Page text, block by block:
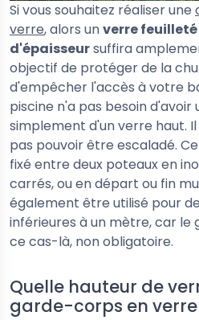
Si vous souhaitez réaliser une
verre, alors unverre
d'épaisseursuffira
objectif de protéger de la
d'empêcher l'accès à votre
piscine n'a pas besoin d'avoir
simplement d'un verre haut.
pas pouvoir être escaladé.
fixé entre deux poteaux en
carrés, ou en départ ou fin
également être utilisé pour
inférieures à un mètre, car le
ce cas-là, non obligatoire.
Quelle hauteur de
garde-corps en verre